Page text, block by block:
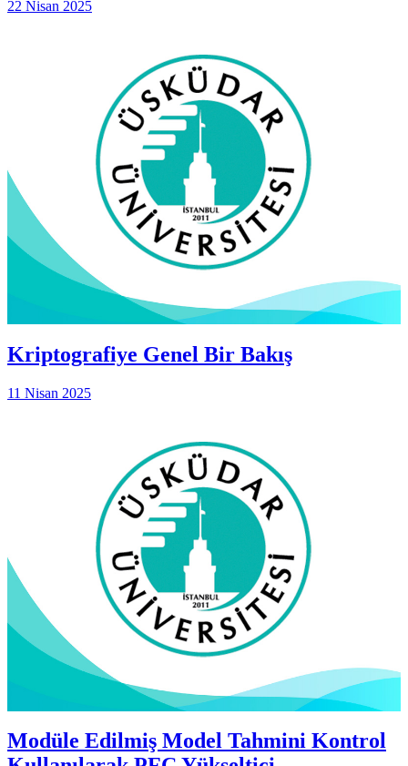
22 Nisan 2025
Kriptografiye Genel Bir Bakış
11 Nisan 2025
Modüle Edilmiş Model Tahmini Kontrol